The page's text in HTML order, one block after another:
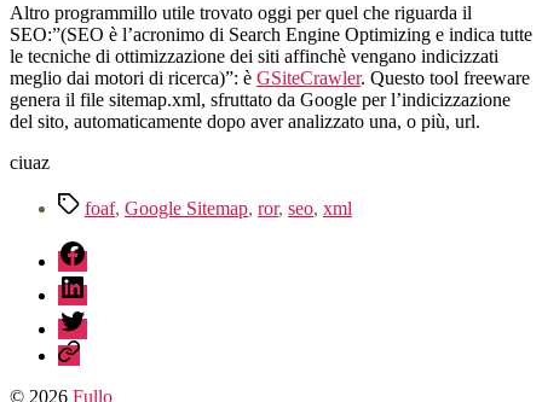
Altro programmillo utile trovato oggi per quel che riguarda il
SEO:”(SEO è l’acronimo di Search Engine Optimizing e indica tutte
le tecniche di ottimizzazione dei siti affinchè vengano indicizzati
meglio dai motori di ricerca)”: è GSiteCrawler. Questo tool freeware
genera il file sitemap.xml, sfruttato da Google per l’indicizzazione
del sito, automaticamente dopo aver analizzato una, o più, url.
ciuaz
Tagfoaf, Google Sitemap, ror, seo, xml
fb
linkedin
twitter
sessionize
© 2026 Fullo